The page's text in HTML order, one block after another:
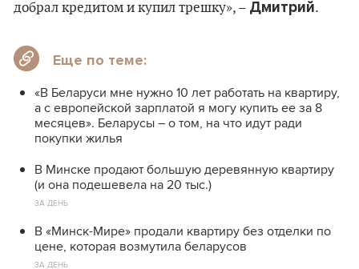
добрал кредитом и купил трешку», – Дмитрий.
Еще по теме:
«В Беларуси мне нужно 10 лет работать на квартиру,
а с европейской зарплатой я могу купить ее за 8
месяцев». Беларусы – о том, на что идут ради
покупки жилья
В Минске продают большую деревянную квартиру
(и она подешевела на 20 тыс.)
ЗА ДЕНЬ
В «Минск-Мире» продали квартиру без отделки по
цене, которая возмутила беларусов
ЗА ДЕНЬ